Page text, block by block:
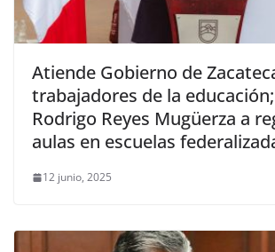
Atiende Gobierno de
trabajadores de la
Rodrigo Reyes Mugüerza a
aulas en escuelas
12 junio, 2025